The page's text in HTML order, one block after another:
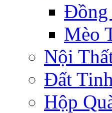
Đồng
Mèo
Nội
Đất
Hộp